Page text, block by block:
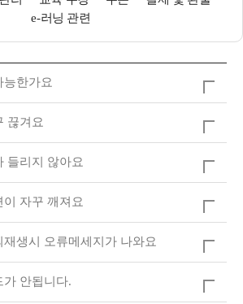
e-러닝 관련
능한가요
끊겨요
들리지 않아요
자꾸 깨져요
재생시 오류메세지가 나와요
가 안됩니다.